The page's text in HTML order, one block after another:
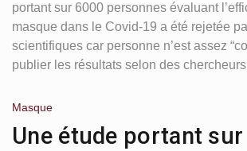
portant sur 6000 personnes évaluant
masque dans le Covid-19 a été rejetée
scientifiques car personne n’est assez
publier les résultats selon des
Masque
Une étude portant sur